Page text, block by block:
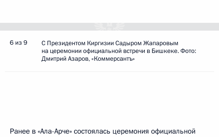
6 из 9
С Президентом Киргизии Садыром Жапаровым
на церемонии официальной встречи в Бишкеке. Фото:
Дмитрий Азаров, «Коммерсантъ»
Ранее в «Ала-Арче» состоялась церемония официальной